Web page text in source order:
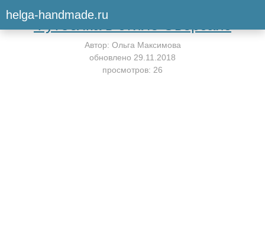
helga-handmade.ruВернуться к мастер-классу
Футболка в стиле Оверсайз
Автор: Ольга Максимова
обновлено 29.11.2018
просмотров: 26